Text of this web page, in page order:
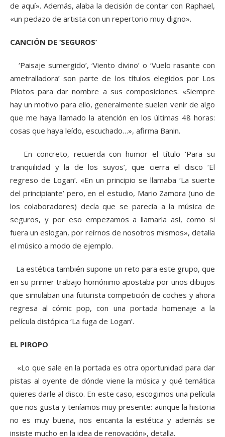
de aquí». Además, alaba la decisión de contar con Raphael,
«un pedazo de artista con un repertorio muy digno».
CANCIÓN DE ‘SEGUROS’
‘Paisaje sumergido’, ‘Viento divino’ o ‘Vuelo rasante con
ametralladora’ son parte de los títulos elegidos por Los
Pilotos para dar nombre a sus composiciones. «Siempre
hay un motivo para ello, generalmente suelen venir de algo
que me haya llamado la atención en los últimas 48 horas:
cosas que haya leído, escuchado…», afirma Banin.
En concreto, recuerda con humor el título ‘Para su
tranquilidad y la de los suyos’, que cierra el disco ‘El
regreso de Logan’. «En un principio se llamaba ‘La suerte
del principiante’ pero, en el estudio, Mario Zamora (uno de
los colaboradores) decía que se parecía a la música de
seguros, y por eso empezamos a llamarla así, como si
fuera un eslogan, por reírnos de nosotros mismos», detalla
el músico a modo de ejemplo.
La estética también supone un reto para este grupo, que
en su primer trabajo homónimo apostaba por unos dibujos
que simulaban una futurista competición de coches y ahora
regresa al cómic pop, con una portada homenaje a la
película distópica ‘La fuga de Logan’.
EL PIROPO
«Lo que sale en la portada es otra oportunidad para dar
pistas al oyente de dónde viene la música y qué temática
quieres darle al disco. En este caso, escogimos una película
que nos gusta y teníamos muy presente: aunque la historia
no es muy buena, nos encanta la estética y además se
insiste mucho en la idea de renovación», detalla.